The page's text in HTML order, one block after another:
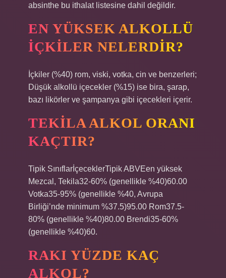
absinthe bu ithalat listesine dahil değildir.
EN YÜKSEK ALKOLLÜ
IÇKILER NELERDIR?
İçkiler (%40) rom, viski, votka, cin ve benzerleri;
Düşük alkollü içecekler (%15) ise bira, şarap,
bazı likörler ve şampanya gibi içecekleri içerir.
TEKILA ALKOL ORANI
KAÇTIR?
Tipik SınıflarİçeceklerTipik ABVEen yüksek
Mezcal, Tekila32-60% (genellikle %40)60.00
Votka35-95% (genellikle %40, Avrupa
Birliği’nde minimum %37.5)95.00 Rom37.5-
80% (genellikle %40)80.00 Brendi35-60%
(genellikle %40)60.
RAKI YÜZDE KAÇ
ALKOL?